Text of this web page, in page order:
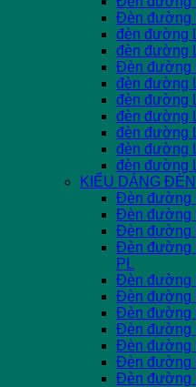
Đèn đường
đèn đường
đèn đường
Đèn đường
đèn đường
đèn đường
đèn đường
đèn đường
đèn đường
đèn đường
KIỂU DÁNG
Đèn đường
Đèn đường
Đèn đường
Đèn đường
PL
Đèn đường
Đèn đường
Đèn đường
Đèn đường
Đèn đường
Đèn đường
Đèn đường